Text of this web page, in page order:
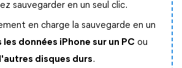
sauvegarder en un seul clic.
en charge la sauvegarde en un
données iPhone sur un PC ou
disques durs.